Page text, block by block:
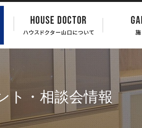
ト・相談会情報